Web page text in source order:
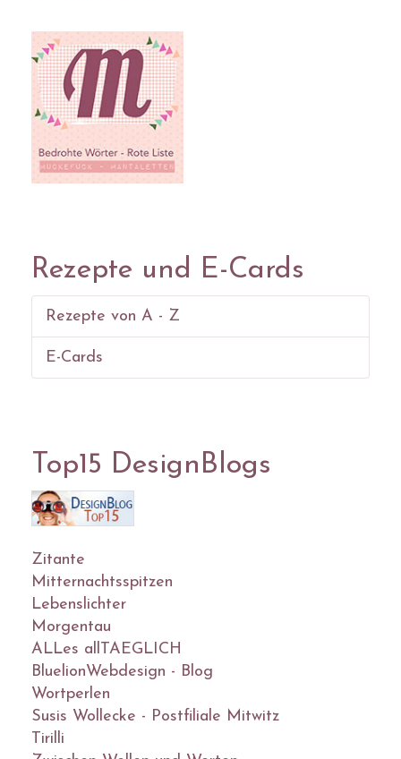
Rezepte und E-Cards
Rezepte von A - Z
E-Cards
Top15 DesignBlogs
Zitante
Mitternachtsspitzen
Lebenslichter
Morgentau
ALLes allTAEGLICH
BluelionWebdesign - Blog
Wortperlen
Susis Wollecke - Postfiliale Mitwitz
Tirilli